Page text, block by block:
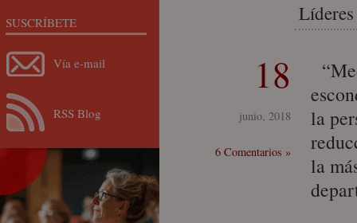
18
junio, 2018
6 Comentarios »
la
la
SUSCRÍBETE
Vía e-mail
RSS Blog